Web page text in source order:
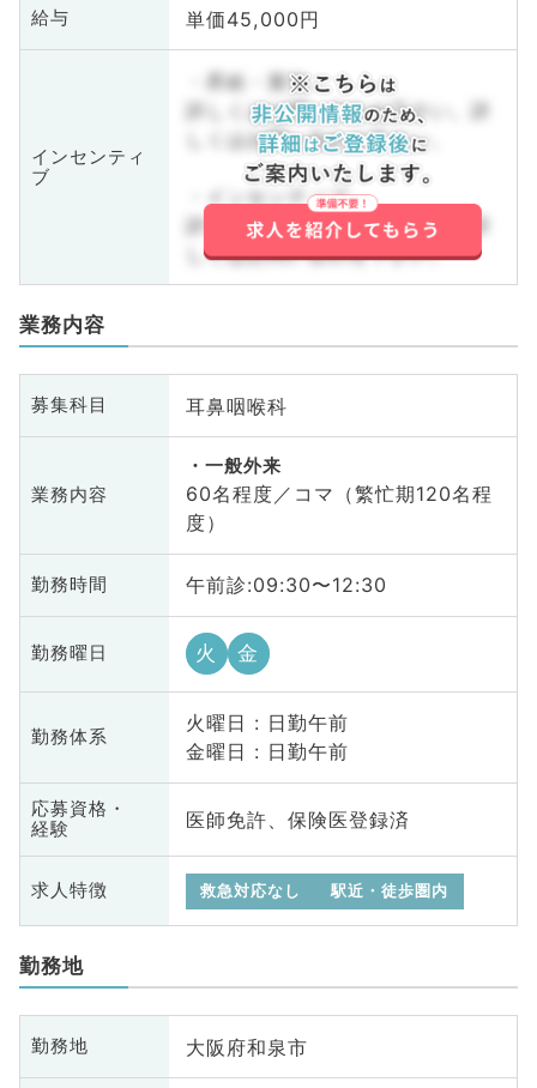
給与 単価45,000円
インセンティ
ブ
・昇給・賞与
詳しくはお問い合わせ下さい。詳
しくはお問い合わせ下さい。
・インセンティブ
詳しくはお問い合わせ下さい。詳
しくはお問い合わせ下さい。
業務内容
募集科目 耳鼻咽喉科
業務内容
一般外来
60名程度／コマ（繁忙期120名程
度）
勤務時間 午前診:09:30〜12:30
勤務曜日 火 金
勤務体系
火曜日 : 日勤午前
金曜日 : 日勤午前
応募資格・
経験
医師免許、保険医登録済
求人特徴 救急対応なし 駅近・徒歩圏内
勤務地
勤務地 大阪府和泉市